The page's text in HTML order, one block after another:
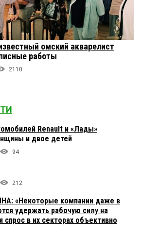
омский акварелист
работы
2110
Renault и «Лады»
и двое детей
94
212
«Некоторые компании даже в
удержать рабочую силу на
спрос в их секторах объективно